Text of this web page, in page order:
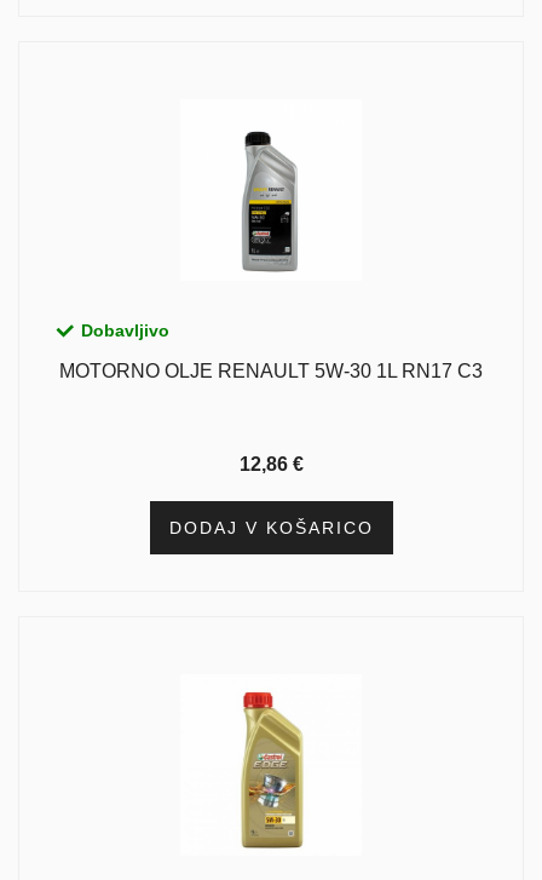
Dobavljivo
MOTORNO OLJE RENAULT 5W-30 1L RN17 C3
12,86 €
DODAJ V KOŠARICO